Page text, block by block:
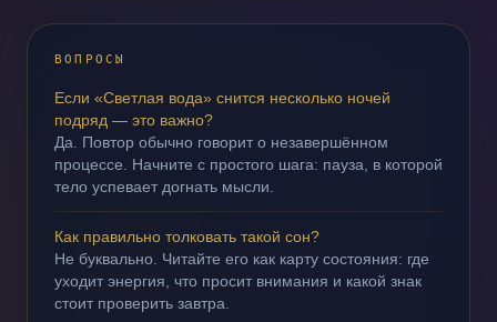
ВОПРОСЫ
Если «Светлая вода» снится несколько ночей
подряд — это важно?
Да. Повтор обычно говорит о незавершённом
процессе. Начните с простого шага: пауза, в которой
тело успевает догнать мысли.
Как правильно толковать такой сон?
Не буквально. Читайте его как карту состояния: где
уходит энергия, что просит внимания и какой знак
стоит проверить завтра.